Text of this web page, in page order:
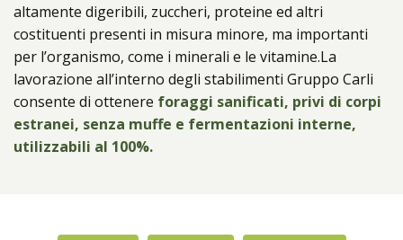
altamente digeribili, zuccheri, proteine ed altri
costituenti presenti in misura minore, ma importanti
per l’organismo, come i minerali e le vitamine.La
lavorazione all’interno degli stabilimenti Gruppo Carli
consente di ottenere foraggi sanificati, privi di corpi
estranei, senza muffe e fermentazioni interne,
utilizzabili al 100%.